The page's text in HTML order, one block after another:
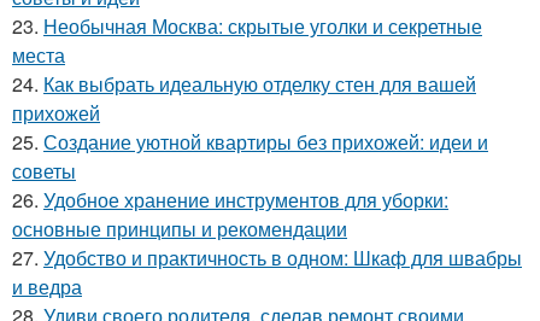
23. Необычная Москва: скрытые уголки и секретные
места
24. Как выбрать идеальную отделку стен для вашей
прихожей
25. Создание уютной квартиры без прихожей: идеи и
советы
26. Удобное хранение инструментов для уборки:
основные принципы и рекомендации
27. Удобство и практичность в одном: Шкаф для швабры
и ведра